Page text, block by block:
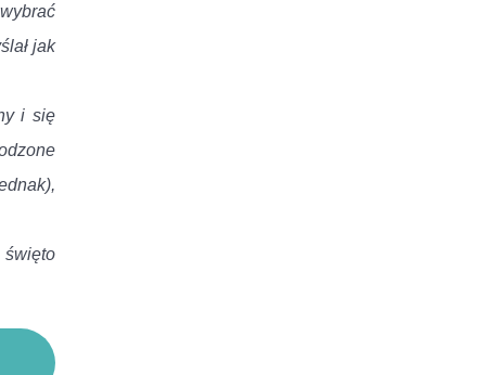
jak
i się
święto